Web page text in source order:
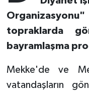
topraklarda
bayramlaşma
Mekke'de ve
vatandaşların
Bitlis Müftülüğü
Bolu
Burdur
Makaleler
Ekonomi